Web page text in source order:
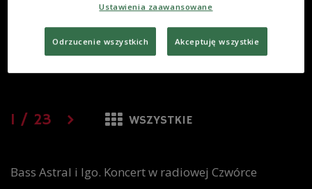
1 / 23 WSZYSTKIE
Bass Astral i Igo. Koncert w radiowej Czwórce
Ustawienia zaawansowane
Odrzucenie wszystkich Akceptuję wszystkie